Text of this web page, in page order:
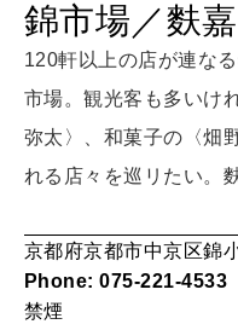
[12星座別]
女神まり愛
マ
錦市場／麩
120軒以上の店が連な
市場。観光客も多いけ
弥太〉、和菓子の〈畑
れる店々を巡リたい。
京都府京都市中京区錦
Phone: 075-221-4533
禁煙